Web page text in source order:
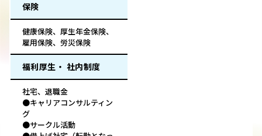
保険
健康保険、厚生年金保険、
雇用保険、労災保険
福利厚生・ 社内制度
社宅、退職金
●キャリアコンサルティン
グ
●サークル活動